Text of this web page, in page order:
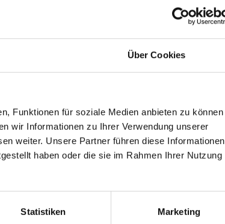
Über Cookies
Funktionen für soziale Medien anbieten zu können
wir Informationen zu Ihrer Verwendung unserer
weiter. Unsere Partner führen diese Informationen
haben oder die sie im Rahmen Ihrer Nutzung
Statistiken Marketing